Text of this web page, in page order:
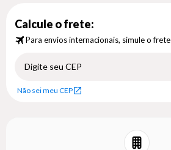
Calcule o frete:
Para envios internacionais, simule o
Não sei meu CEP